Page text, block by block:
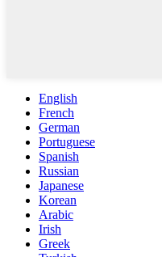
English
French
German
Portuguese
Spanish
Russian
Japanese
Korean
Arabic
Irish
Greek